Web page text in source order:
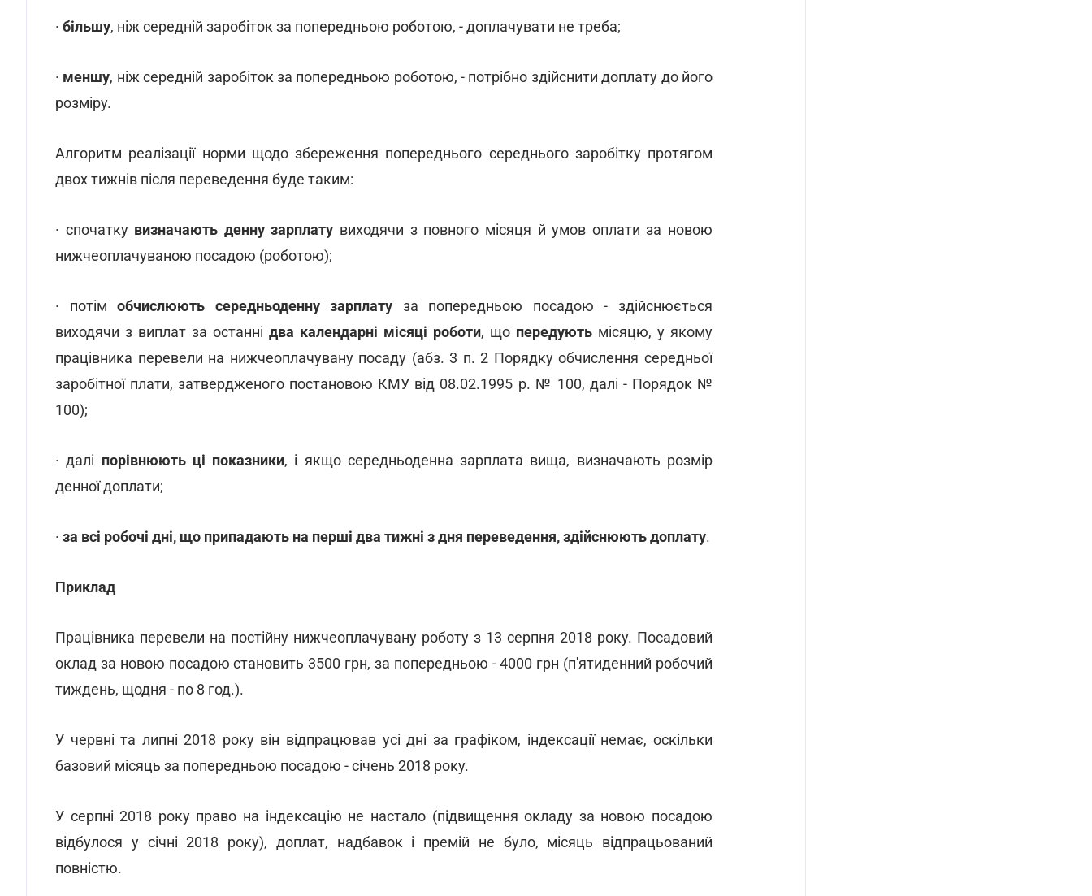
· більшу, ніж середній заробіток за попередньою роботою, - доплачувати не треба;
· меншу, ніж середній заробіток за попередньою роботою, - потрібно здійснити доплату до його
розміру.
Алгоритм реалізації норми щодо збереження попереднього середнього заробітку протягом
двох тижнів після переведення буде таким:
· спочатку визначають денну зарплату виходячи з повного місяця й умов оплати за новою
нижчеоплачуваною посадою (роботою);
· потімобчислюють середньоденну зарплату за попередньою посадою - здійснюється
виходячи з виплат за останні два календарні місяці роботи, що передують місяцю, у якому
працівника перевели на нижчеоплачувану посаду (абз. 3 п. 2 Порядку обчислення середньої
заробітної плати, затвердженого постановою КМУ від 08.02.1995 р. № 100, далі - Порядок №
100);
· далі порівнюють ці показники, і якщо середньоденна зарплата вища, визначають розмір
денної доплати;
· за всі робочі дні, що припадають на перші два тижні з дня переведення, здійснюють доплату.
Приклад
Працівника перевели на постійну нижчеоплачувану роботу з 13 серпня 2018 року. Посадовий
оклад за новою посадою становить 3500 грн, за попередньою - 4000 грн (п'ятиденний робочий
тиждень, щодня - по 8 год.).
У червні та липні 2018 року він відпрацював усі дні за графіком, індексації немає, оскільки
базовий місяць за попередньою посадою - січень 2018 року.
У серпні 2018 року право на індексацію не настало (підвищення окладу за новою посадою
відбулося у січні 2018 року), доплат, надбавок і премій не було, місяць відпрацьований
повністю.